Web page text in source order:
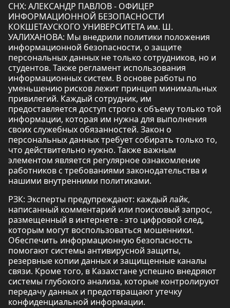
СНХ: АЛЕКСАНДР ПАВЛОВ - ОФИЦЕР
ИНФОРМАЦИОННОЙ БЕЗОПАСНОСТИ
КОКШЕТАУСКОГО УНИВЕРСИТЕТА им. Ш.
УАЛИХАНОВА: Мы внедрили политики положения
информационной безопасности, о защите
персональных данных не только сотрудников, но и
студентов. Также регламент использования
информационных систем. В основе работы по
уменьшению рисков лежит принцип минимальных
привилегий. Каждый сотрудник, им
предоставляется доступ строго к объему только той
информации, которая им нужна для выполнения
своих служебных обязанностей. Закон о
персональных данных требует собирать только то,
что действительно нужно. Также важным
элементом является регулярное ознакомление
работников с требованиями законодательства и
нашими внутренними политиками.
РЗК: Эксперты предупреждают: каждый лайк,
написанный комментарий или поисковый запрос,
размещенный в интернете - это цифровой след,
которым могут воспользоваться мошенники.
Обеспечить информационную безопасность
помогают системы антивирусной защиты,
резервные копии данных и защищенные каналы
связи. Кроме того, в Казахстане успешно внедряют
системы глубокого анализа, которые контролируют
передачу данных и предотвращают утечку
конфиденциальной информации.